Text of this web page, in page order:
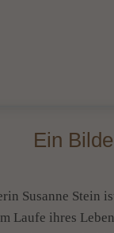
Ein
Susanne Stein
Laufe ihres